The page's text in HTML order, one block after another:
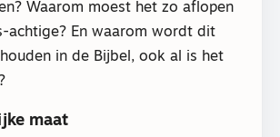
Waarom moest het zo aflopen
achtige? En waarom wordt dit
in de Bijbel, ook al is het
maat